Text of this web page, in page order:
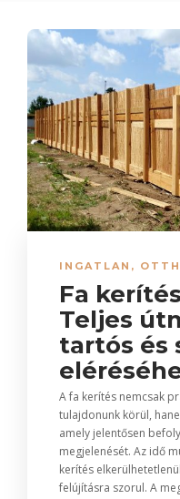
INGATLAN ,
Fa
Teljes
tartós és
A fa kerítés nemcsak
tulajdonunk körül,
amely jelentősen
megjelenését. Az idő
kerítés
felújításra szorul. A